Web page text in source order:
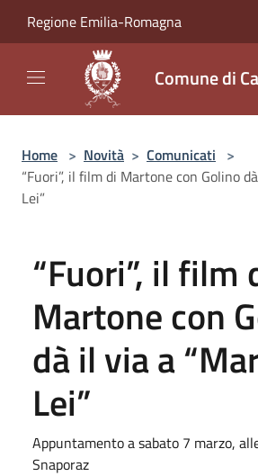
Regione Emilia-Romagna
Comune di
Home > Novità > Comunicati >
“Fuori”, il film di Martone con Golino
Lei”
“Fuori”, il film
Martone con
dà il via a
Lei”
Appuntamento a sabato 7 marzo,
Snaporaz